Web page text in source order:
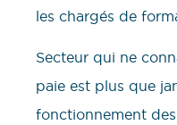
les chargés de
Secteur qui ne
paie est plus que
fonctionnement